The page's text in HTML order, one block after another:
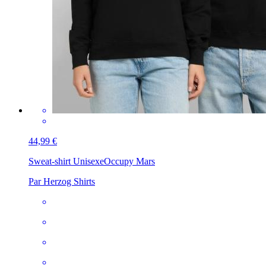
44,99 €
Sweat-shirt UnisexeOccupy Mars
Par Herzog Shirts